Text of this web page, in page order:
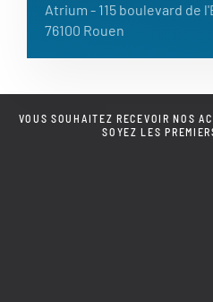
Atrium - 115 boulevard de
76100 Rouen
VOUS SOUHAITEZ RECEVOIR NOS
SOYEZ LES